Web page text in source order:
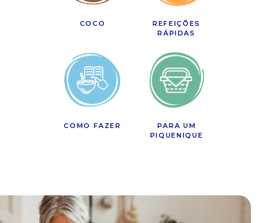
COCO
REFEIÇÕES
RÁPIDAS
COMO FAZER
PARA UM
PIQUENIQUE